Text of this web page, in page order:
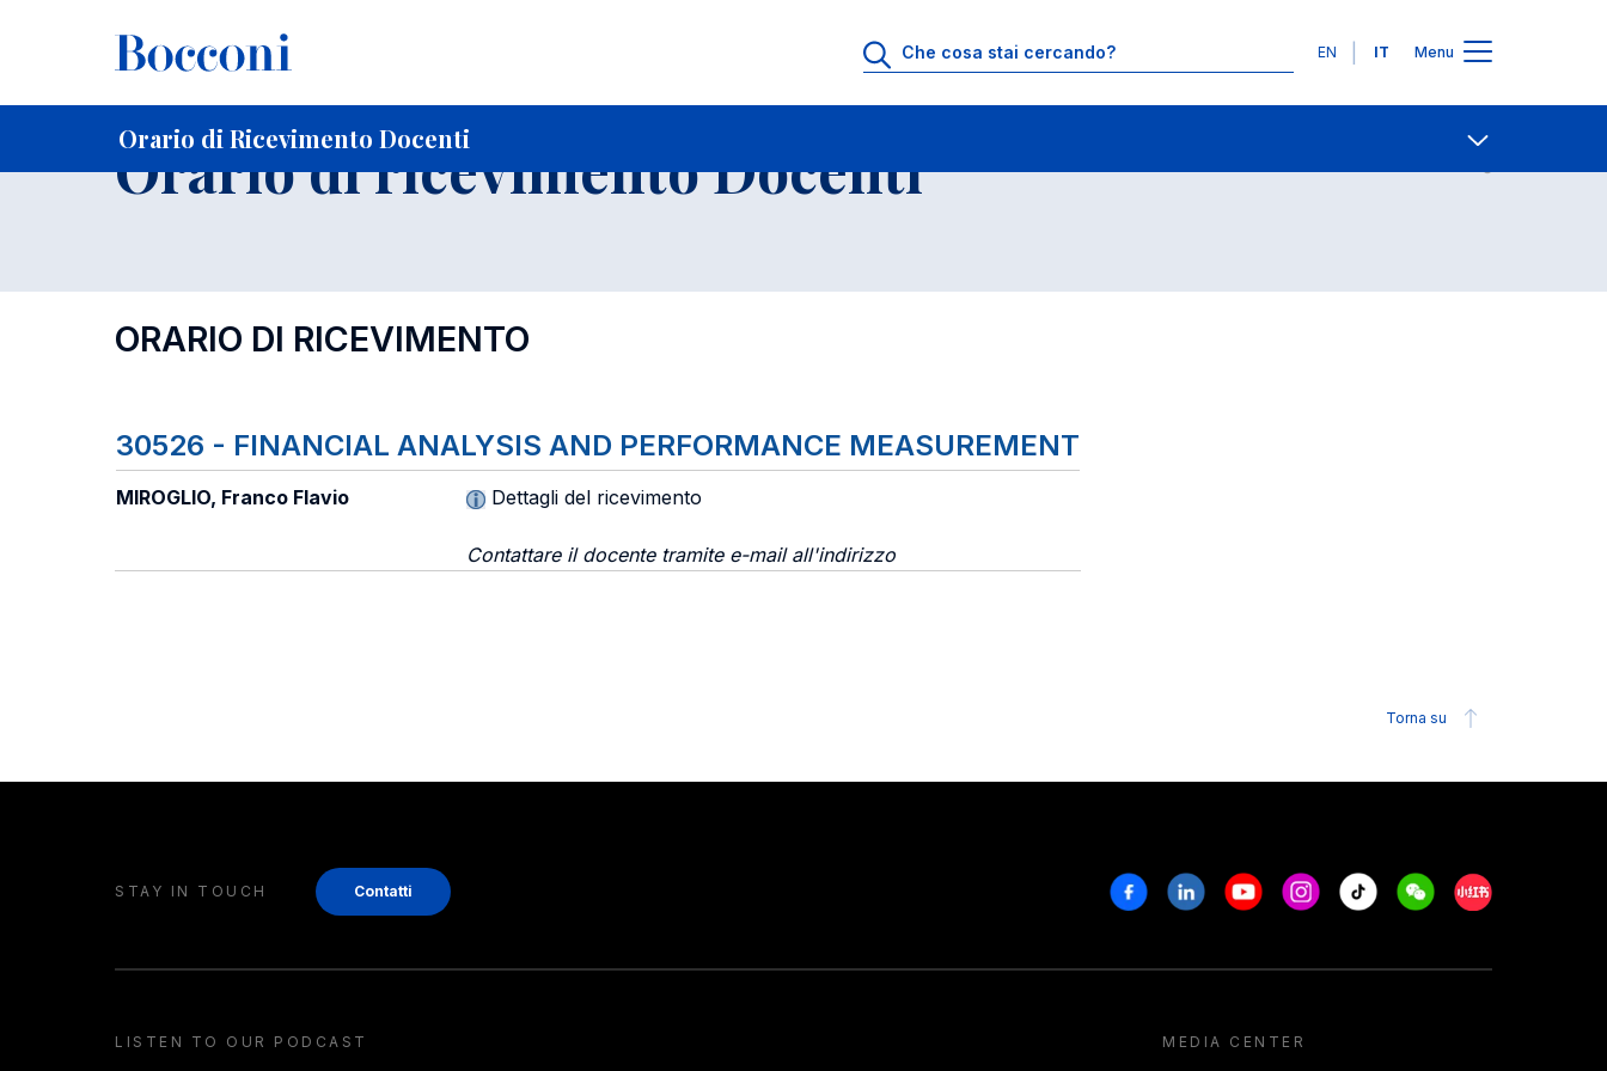
Lingue
EN IT Menu
Orario di Ricevimento Docenti
Home Per studenti iscritti Elenco Insegnamenti Contatti
Orario di ricevimento Docenti
ORARIO DI RICEVIMENTO
30526 - FINANCIAL ANALYSIS AND PERFORMANCE MEASUREMENT
MIROGLIO, Franco Flavio Dettagli del ricevimento
Contattare il docente tramite e-mail all'indirizzo
Torna su
STAY IN TOUCH Contatti FacebookLinkedinYoutubeInstagram
Tiktok WeechatXiaohongshu/
LISTEN TO OUR PODCAST MEDIA CENTER